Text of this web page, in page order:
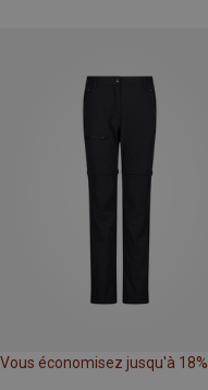
Vous économisez jusqu'à 18%